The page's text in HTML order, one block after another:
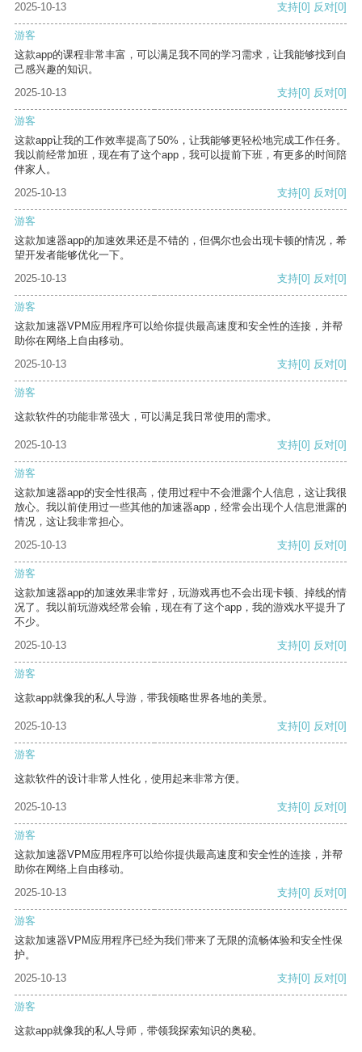
2025-10-13
支持[0] 反对[0]
游客
这款app的课程非常丰富，可以满足我不同的学习需求，让我能够找到自
己感兴趣的知识。
2025-10-13
支持[0] 反对[0]
游客
这款app让我的工作效率提高了50%，让我能够更轻松地完成工作任务。
我以前经常加班，现在有了这个app，我可以提前下班，有更多的时间陪
伴家人。
2025-10-13
支持[0] 反对[0]
游客
这款加速器app的加速效果还是不错的，但偶尔也会出现卡顿的情况，希
望开发者能够优化一下。
2025-10-13
支持[0] 反对[0]
游客
这款加速器VPM应用程序可以给你提供最高速度和安全性的连接，并帮
助你在网络上自由移动。
2025-10-13
支持[0] 反对[0]
游客
这款软件的功能非常强大，可以满足我日常使用的需求。
2025-10-13 支持[0] 反对[0]
游客
这款加速器app的安全性很高，使用过程中不会泄露个人信息，这让我很
放心。我以前使用过一些其他的加速器app，经常会出现个人信息泄露的
情况，这让我非常担心。
2025-10-13
支持[0] 反对[0]
游客
这款加速器app的加速效果非常好，玩游戏再也不会出现卡顿、掉线的情
况了。我以前玩游戏经常会输，现在有了这个app，我的游戏水平提升了
不少。
2025-10-13
支持[0] 反对[0]
游客
这款app就像我的私人导游，带我领略世界各地的美景。
2025-10-13 支持[0] 反对[0]
游客
这款软件的设计非常人性化，使用起来非常方便。
2025-10-13 支持[0] 反对[0]
游客
这款加速器VPM应用程序可以给你提供最高速度和安全性的连接，并帮
助你在网络上自由移动。
2025-10-13
支持[0] 反对[0]
游客
这款加速器VPM应用程序已经为我们带来了无限的流畅体验和安全性保
护。
2025-10-13
支持[0] 反对[0]
游客
这款app就像我的私人导师，带领我探索知识的奥秘。